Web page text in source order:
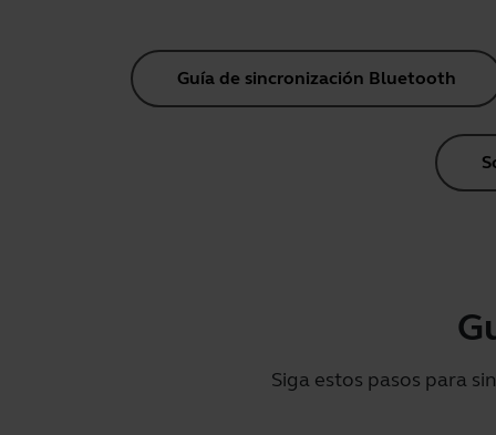
Guía de sincronización Bluetooth
Siga estos pasos para